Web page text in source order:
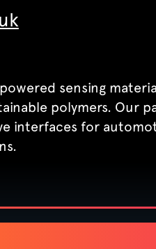
sensing
polymers. Our
interfaces for